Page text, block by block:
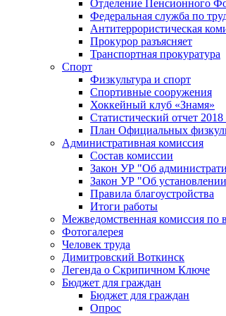
Отделение Пенсионного
Федеральная служба по
Антитеррористическая
Прокурор разъясняет
Транспортная прокуратура
Спорт
Физкультура и спорт
Спортивные сооружения
Хоккейный клуб «Знамя»
Статистический отчет 2018
План Официальных
Административная комиссия
Состав комиссии
Закон УР "Об
Закон УР "Об
Правила благоустройства
Итоги работы
Межведомственная комиссия по
Фотогалерея
Человек труда
Димитровский Воткинск
Легенда о Скрипичном Ключе
Бюджет для граждан
Бюджет для граждан
Опрос